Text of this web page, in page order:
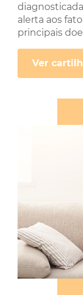
alerta aos
principais
Ver